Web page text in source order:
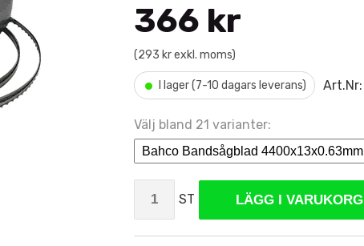
366 kr
(293 kr exkl. moms)
• I lager (7-10 dagars leverans) Art.Nr:
Välj bland 21 varianter:
ST LÄGG I VARUKORG